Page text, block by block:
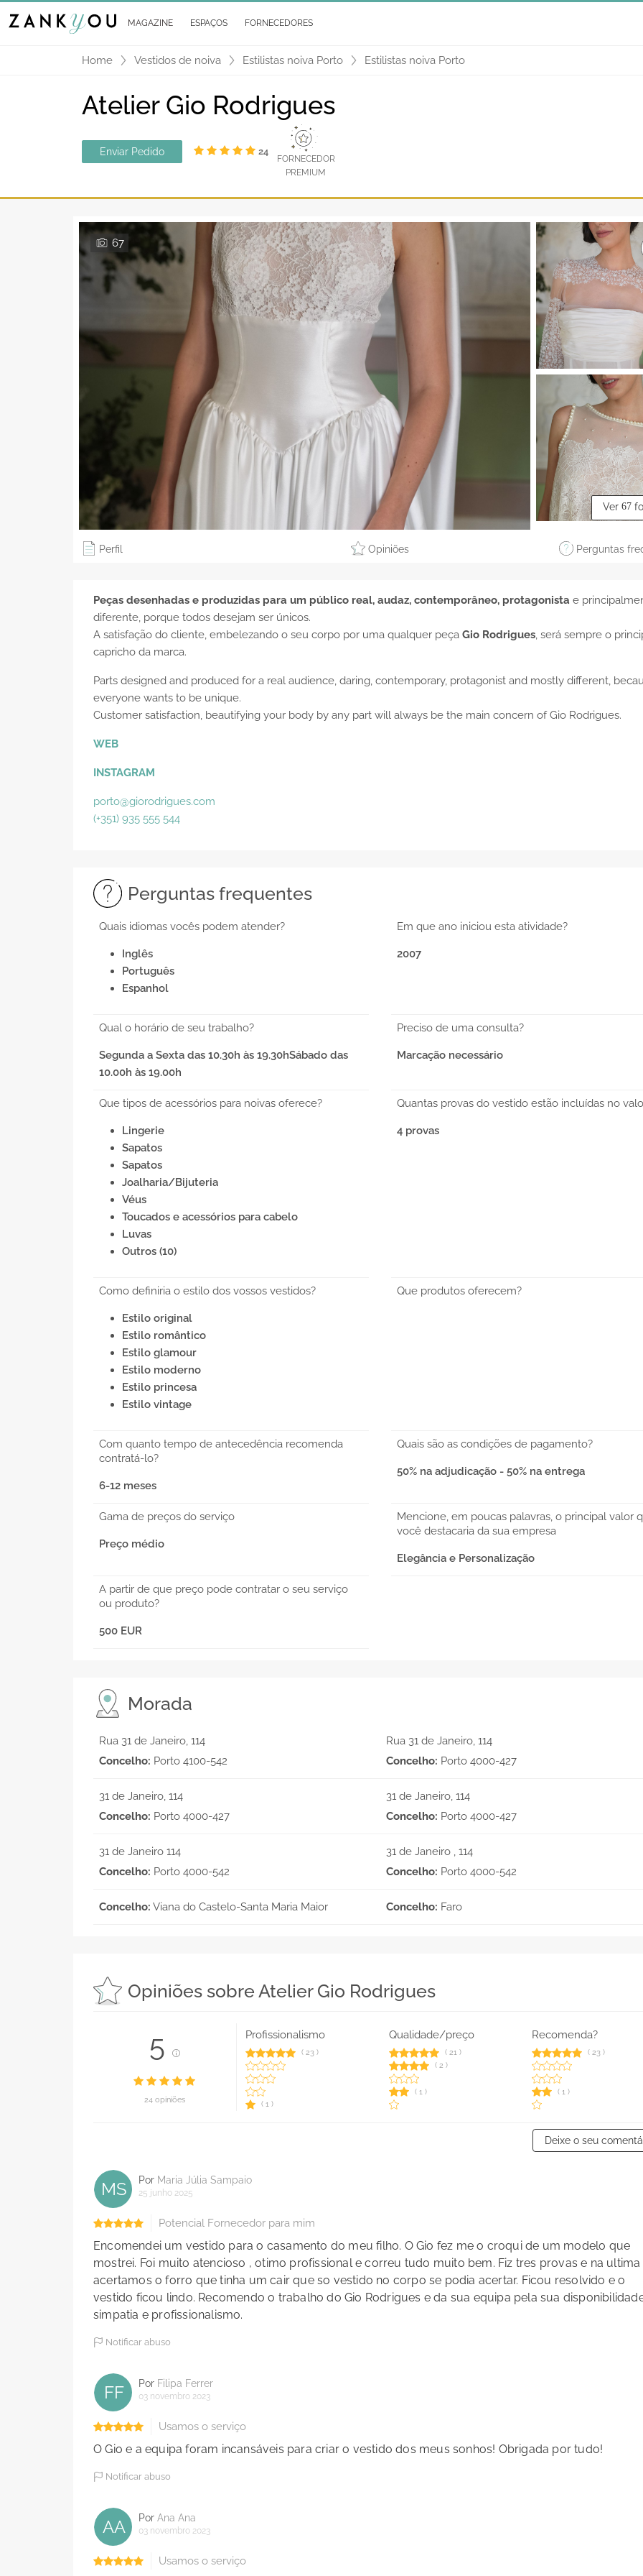
MAGAZINE ESPAÇOS FORNECEDORES
Home Vestidos de noiva Estilistas noiva Porto Estilistas noiva Porto
Atelier Gio Rodrigues
Enviar Pedido 24
FORNECEDOR
PREMIUM
67
Ver 67
Perfil Opiniões Perguntas
Peças desenhadas e produzidas para um público real, audaz, contemporâneo, protagonista e
diferente, porque todos desejam ser únicos.
A satisfação do cliente, embelezando o seu corpo por uma qualquer peça Gio Rodrigues, será sempre o
capricho da marca.
Parts designed and produced for a real audience, daring, contemporary, protagonist and mostly different,
everyone wants to be unique.
Customer satisfaction, beautifying your body by any part will always be the main concern of Gio Rodrigues.
WEB
INSTAGRAM
porto@giorodrigues.com
(+351) 935 555 544
Perguntas frequentes
Quais idiomas vocês podem atender?
Inglês
Português
Espanhol
Em que ano iniciou esta atividade?
2007
Qual o horário de seu trabalho?
Segunda a Sexta das 10.30h às 19.30hSábado das
10.00h às 19.00h
Preciso de uma consulta?
Marcação necessário
Que tipos de acessórios para noivas oferece?
Lingerie
Sapatos
Sapatos
Joalharia/Bijuteria
Véus
Toucados e acessórios para cabelo
Luvas
Outros (10)
Quantas provas do vestido estão incluídas no
4 provas
Como definiria o estilo dos vossos vestidos?
Estilo original
Estilo romântico
Estilo glamour
Estilo moderno
Estilo princesa
Estilo vintage
Que produtos oferecem?
Com quanto tempo de antecedência recomenda
contratá-lo?
6-12 meses
Quais são as condições de pagamento?
50% na adjudicação - 50% na entrega
Gama de preços do serviço
Preço médio
Mencione, em poucas palavras, o principal valor
você destacaria da sua empresa
Elegância e Personalização
A partir de que preço pode contratar o seu serviço
ou produto?
500 EUR
Morada
Rua 31 de Janeiro, 114
Concelho: Porto 4100-542
Rua 31 de Janeiro, 114
Concelho: Porto 4000-427
31 de Janeiro, 114
Concelho: Porto 4000-427
31 de Janeiro, 114
Concelho: Porto 4000-427
31 de Janeiro 114
Concelho: Porto 4000-542
31 de Janeiro , 114
Concelho: Porto 4000-542
Concelho: Viana do Castelo-Santa Maria Maior Concelho: Faro
Opiniões sobre Atelier Gio Rodrigues
5
24 opiniões
Profissionalismo
(23 )
(1 )
Qualidade/preço
(21 )
(2 )
(1 )
Recomenda?
( 23)
( 1)
Deixe o seu
MS Por Maria Júlia Sampaio
25 junho 2025
Potencial Fornecedor para mim
Encomendei um vestido para o casamento do meu filho. O Gio fez me o croqui de um modelo que
mostrei. Foi muito atencioso , otimo profissional e correu tudo muito bem. Fiz tres provas e na ultima
acertamos o forro que tinha um cair que so vestido no corpo se podia acertar. Ficou resolvido e o
vestido ficou lindo. Recomendo o trabalho do Gio Rodrigues e da sua equipa pela sua
simpatia e profissionalismo.
Notificar abuso
FF Por Filipa Ferrer
03 novembro 2023
Usamos o serviço
O Gio e a equipa foram incansáveis para criar o vestido dos meus sonhos! Obrigada por tudo!
Notificar abuso
AA Por Ana Ana
03 novembro 2023
Usamos o serviço